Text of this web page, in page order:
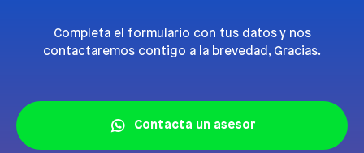
Completa el formulario con tus datos y nos
contactaremos contigo a la brevedad, Gracias.
Contacta un asesor